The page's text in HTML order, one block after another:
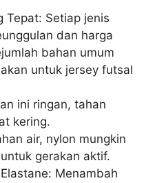
Tepat: Setiap jenis
dan harga
bahan umum
untuk jersey futsal
ini ringan, tahan
kering.
air, nylon mungkin
gerakan aktif.
Menambah